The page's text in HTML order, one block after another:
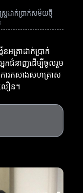
រដាក់ប្រាក់សម័យថ្មី
អត្រាដាក់ប្រាក់
កជំនាញដើម្បីចូលរួម
ារកសាងសហគ្រាស
លឿន។